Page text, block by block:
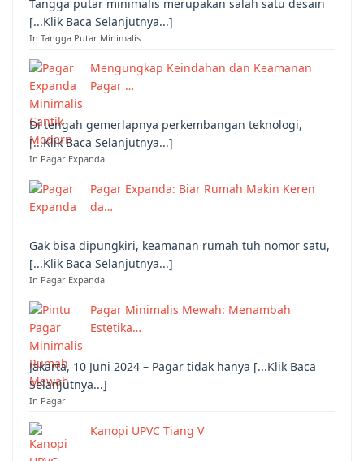
Tangga putar minimalis merupakan salah satu desain
[...Klik Baca Selanjutnya...]
In Tangga Putar Minimalis
Mengungkap Keindahan dan Keamanan
Pagar …
Di tengah gemerlapnya perkembangan teknologi,
[...Klik Baca Selanjutnya...]
In Pagar Expanda
Pagar Expanda: Biar Rumah Makin Keren
da…
Gak bisa dipungkiri, keamanan rumah tuh nomor satu,
[...Klik Baca Selanjutnya...]
In Pagar Expanda
Pagar Minimalis Mewah: Menambah
Estetika…
Jakarta, 10 Juni 2024 – Pagar tidak hanya [...Klik Baca
Selanjutnya...]
In Pagar
Kanopi UPVC Tiang V